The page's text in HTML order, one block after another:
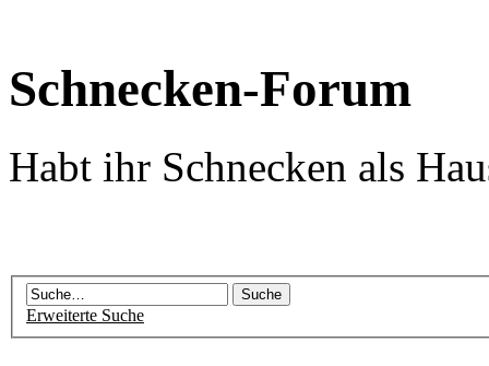
Schnecken-Forum
Habt ihr Schnecken als
Erweiterte Suche